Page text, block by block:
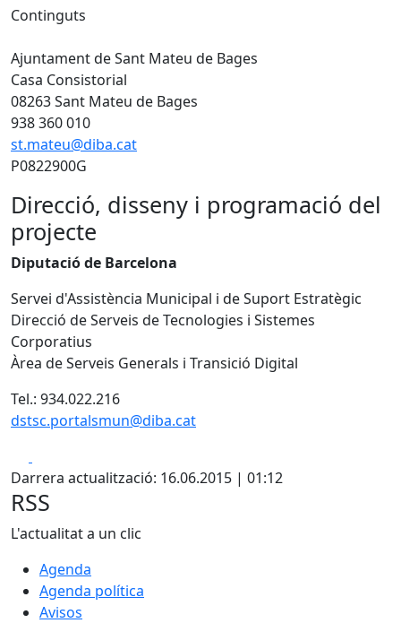
Continguts
Ajuntament de Sant Mateu de Bages
Casa Consistorial
08263 Sant Mateu de Bages
938 360 010
st.mateu@diba.cat
P0822900G
Direcció, disseny i programació del
projecte
Diputació de Barcelona
Servei d'Assistència Municipal i de Suport Estratègic
Direcció de Serveis de Tecnologies i Sistemes
Corporatius
Àrea de Serveis Generals i Transició Digital
Tel.: 934.022.216
dstsc.portalsmun@diba.cat
Darrera actualització: 16.06.2015 | 01:12
RSS
L'actualitat a un clic
Agenda
Agenda política
Avisos